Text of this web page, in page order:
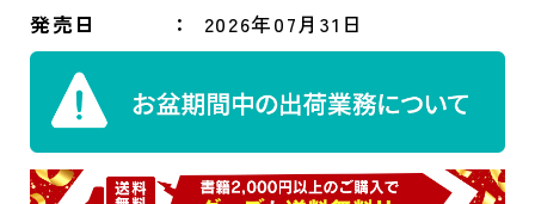
発売日 2026年07月31日